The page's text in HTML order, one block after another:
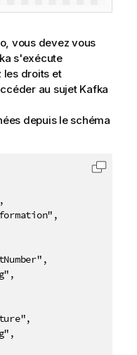
vous devez vous
s'exécute
les droits et
au sujet Kafka
depuis le schéma
Copier